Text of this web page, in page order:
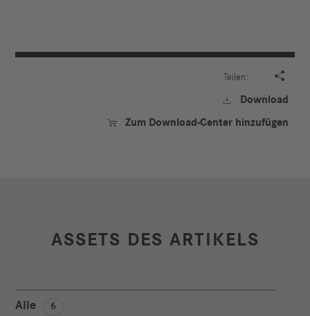
Teilen: 
 Download
 Zum Download-Center hinzufügen
ASSETS DES ARTIKELS
Alle 6